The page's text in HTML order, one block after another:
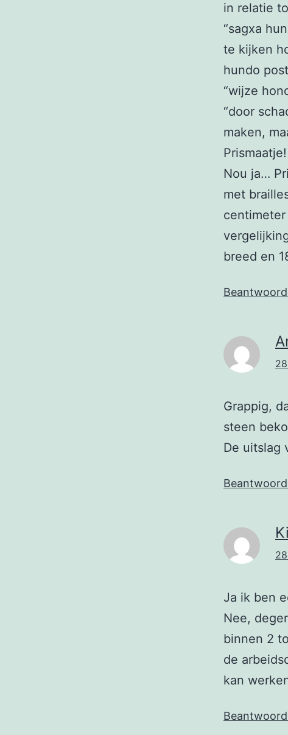
in relatie
“sagxa
te kijken
hundo
“wijze
“door
maken,
Prismaatje!
Nou ja…
met
breed en
Grappig,
steen
De uitslag
Ja ik ben
Nee,
binnen 2
de
kan